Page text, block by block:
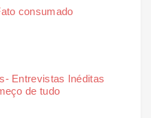
consumado
Entrevistas Inéditas
de tudo